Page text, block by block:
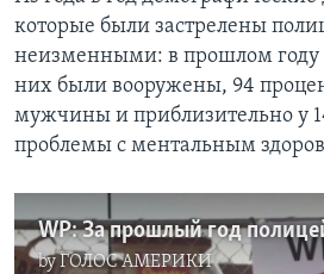
которые были застрелены
неизменными: в прошлом году
них были вооружены, 94
мужчины и приблизительно у
проблемы с ментальным
byГОЛОС АМЕРИКИ